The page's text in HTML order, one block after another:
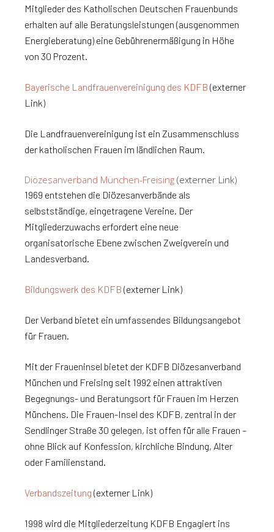
Mitglieder des Katholischen Deutschen Frauenbunds
erhalten auf alle Beratungsleistungen (ausgenommen
Energieberatung) eine Gebührenermäßigung in Höhe
von 30 Prozent.
Bayerische Landfrauenvereinigung des KDFB (externer
Link)
Die Landfrauenvereinigung ist ein Zusammenschluss
der katholischen Frauen im ländlichen Raum.
Diözesanverband München-Freising (externer Link)
1969 entstehen die Diözesanverbände als
selbstständige, eingetragene Vereine. Der
Mitgliederzuwachs erfordert eine neue
organisatorische Ebene zwischen Zweigverein und
Landesverband.
Bildungswerk des KDFB (externer Link)
Der Verband bietet ein umfassendes Bildungsangebot
für Frauen.
Mit der Fraueninsel bietet der KDFB Diözesanverband
München und Freising seit 1992 einen attraktiven
Begegnungs- und Beratungsort für Frauen im Herzen
Münchens. Die Frauen-Insel des KDFB, zentral in der
Sendlinger Straße 30 gelegen, ist offen für alle Frauen –
ohne Blick auf Konfession, kirchliche Bindung, Alter
oder Familienstand.
Verbandszeitung (externer Link)
1998 wird die Mitgliederzeitung KDFB Engagiert ins